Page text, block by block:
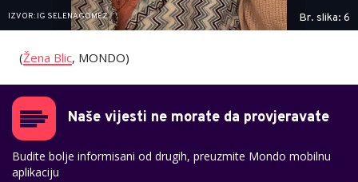
IZVOR: IG SELENAGOMEZ Br. slika: 6
(Žena Blic, MONDO)
Naše vijesti ne morate da provjeravate
Budite bolje informisani od drugih, preuzmite Mondo mobilnu
aplikaciju